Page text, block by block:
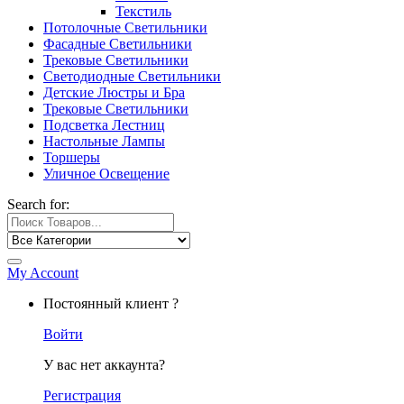
Текстиль
Потолочные Светильники
Фасадные Светильники
Трековые Светильники
Светодиодные Светильники
Детские Люстры и Бра
Трековые Светильники
Подсветка Лестниц
Настольные Лампы
Торшеры
Уличное Освещение
Search for:
My Account
Постоянный клиент ?
Войти
У вас нет аккаунта?
Регистрация